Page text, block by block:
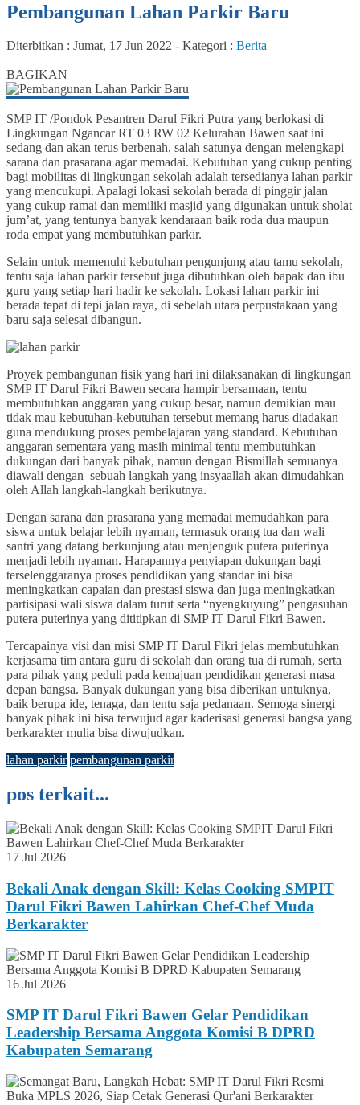
Pembangunan Lahan Parkir Baru
Diterbitkan : Jumat, 17 Jun 2022 - Kategori : Berita
BAGIKAN
SMP IT /Pondok Pesantren Darul Fikri Putra yang berlokasi di
Lingkungan Ngancar RT 03 RW 02 Kelurahan Bawen saat ini
sedang dan akan terus berbenah, salah satunya dengan melengkapi
sarana dan prasarana agar memadai. Kebutuhan yang cukup penting
bagi mobilitas di lingkungan sekolah adalah tersedianya lahan parkir
yang mencukupi. Apalagi lokasi sekolah berada di pinggir jalan
yang cukup ramai dan memiliki masjid yang digunakan untuk sholat
jum’at, yang tentunya banyak kendaraan baik roda dua maupun
roda empat yang membutuhkan parkir.
Selain untuk memenuhi kebutuhan pengunjung atau tamu sekolah,
tentu saja lahan parkir tersebut juga dibutuhkan oleh bapak dan ibu
guru yang setiap hari hadir ke sekolah. Lokasi lahan parkir ini
berada tepat di tepi jalan raya, di sebelah utara perpustakaan yang
baru saja selesai dibangun.
Proyek pembangunan fisik yang hari ini dilaksanakan di lingkungan
SMP IT Darul Fikri Bawen secara hampir bersamaan, tentu
membutuhkan anggaran yang cukup besar, namun demikian mau
tidak mau kebutuhan-kebutuhan tersebut memang harus diadakan
guna mendukung proses pembelajaran yang standard. Kebutuhan
anggaran sementara yang masih minimal tentu membutuhkan
dukungan dari banyak pihak, namun dengan Bismillah semuanya
diawali dengan sebuah langkah yang insyaallah akan dimudahkan
oleh Allah langkah-langkah berikutnya.
Dengan sarana dan prasarana yang memadai memudahkan para
siswa untuk belajar lebih nyaman, termasuk orang tua dan wali
santri yang datang berkunjung atau menjenguk putera puterinya
menjadi lebih nyaman. Harapannya penyiapan dukungan bagi
terselenggaranya proses pendidikan yang standar ini bisa
meningkatkan capaian dan prestasi siswa dan juga meningkatkan
partisipasi wali siswa dalam turut serta “nyengkuyung” pengasuhan
putera puterinya yang dititipkan di SMP IT Darul Fikri Bawen.
Tercapainya visi dan misi SMP IT Darul Fikri jelas membutuhkan
kerjasama tim antara guru di sekolah dan orang tua di rumah, serta
para pihak yang peduli pada kemajuan pendidikan generasi masa
depan bangsa. Banyak dukungan yang bisa diberikan untuknya,
baik berupa ide, tenaga, dan tentu saja pedanaan. Semoga sinergi
banyak pihak ini bisa terwujud agar kaderisasi generasi bangsa yang
berkarakter mulia bisa diwujudkan.
lahan parkir pembangunan parkir
pos terkait...
17 Jul 2026
Bekali Anak dengan Skill: Kelas Cooking SMPIT
Darul Fikri Bawen Lahirkan Chef-Chef Muda
Berkarakter
16 Jul 2026
SMP IT Darul Fikri Bawen Gelar Pendidikan
Leadership Bersama Anggota Komisi B DPRD
Kabupaten Semarang